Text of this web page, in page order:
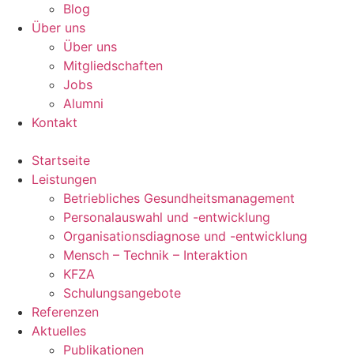
Blog
Über uns
Über uns
Mitgliedschaften
Jobs
Alumni
Kontakt
Startseite
Leistungen
Betriebliches Gesundheitsmanagement
Personalauswahl und -entwicklung
Organisationsdiagnose und -entwicklung
Mensch – Technik – Interaktion
KFZA
Schulungsangebote
Referenzen
Aktuelles
Publikationen